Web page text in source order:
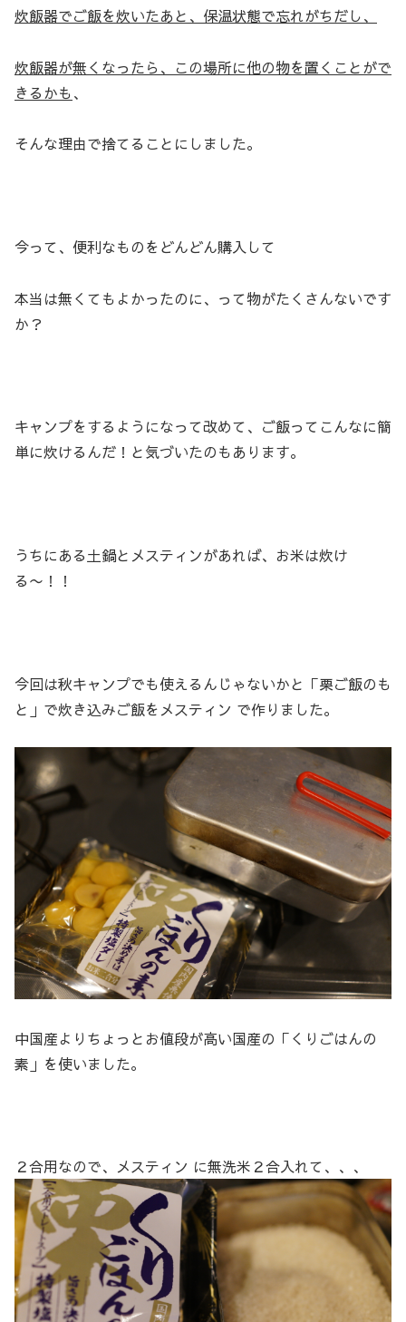
炊飯器でご飯を炊いたあと、保温状態で忘れがちだし、
炊飯器が無くなったら、この場所に他の物を置くことがで
きるかも、
そんな理由で捨てることにしました。
今って、便利なものをどんどん購入して
本当は無くてもよかったのに、って物がたくさんないです
か？
キャンプをするようになって改めて、ご飯ってこんなに簡
単に炊けるんだ！と気づいたのもあります。
うちにある土鍋とメスティンがあれば、お米は炊け
る〜！！
今回は秋キャンプでも使えるんじゃないかと「栗ご飯のも
と」で炊き込みご飯をメスティン で作りました。
中国産よりちょっとお値段が高い国産の「くりごはんの
素」を使いました。
２合用なので、メスティン に無洗米２合入れて、、、